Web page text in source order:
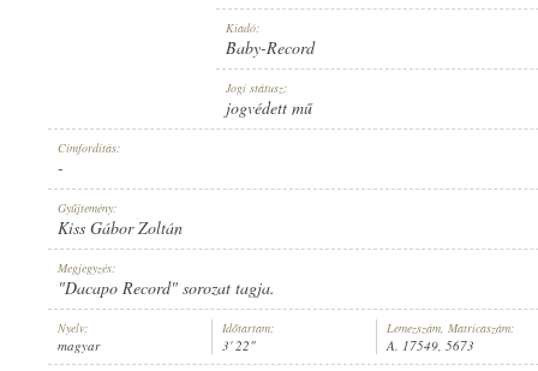
MŰFAJ: HUMOROS JELENET
Kiadó:
Baby-Record
Jogi státusz:
jogvédett mű
Címfordítás:
-
Gyűjtemény:
Kiss Gábor Zoltán
Megjegyzés:
"Dacapo Record" sorozat tagja.
Nyelv:
magyar
Időtartam:
3' 22"
Lemezszám, Matricaszám:
A. 17549, 5673